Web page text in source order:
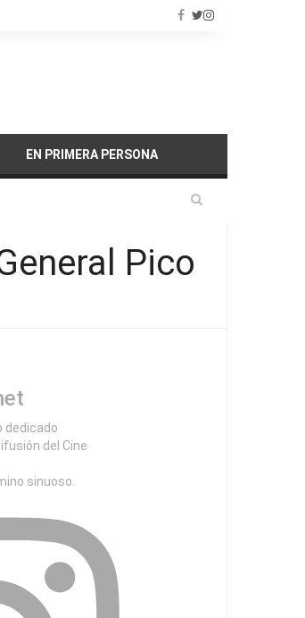
EN PRIMERA PERSONA
Pico
dedicado
del Cine
sinuoso.